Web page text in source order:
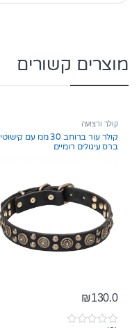
מוצרים קשורים
קולר ורצועה
קולר עור ברוחב 30 ממ עם קישוטי
ברס עיגולים רומיים
₪130.0